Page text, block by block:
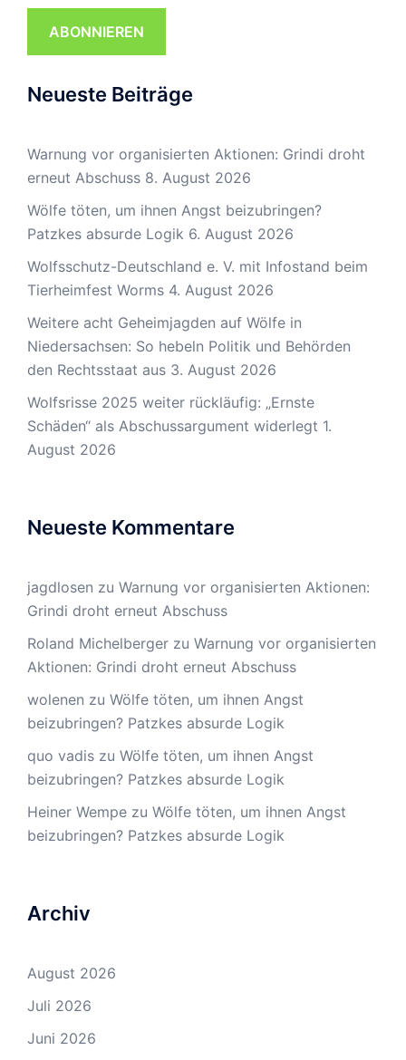
ABONNIEREN
Neueste Beiträge
Warnung vor organisierten Aktionen: Grindi droht
erneut Abschuss 8. August 2026
Wölfe töten, um ihnen Angst beizubringen?
Patzkes absurde Logik 6. August 2026
Wolfsschutz-Deutschland e. V. mit Infostand beim
Tierheimfest Worms 4. August 2026
Weitere acht Geheimjagden auf Wölfe in
Niedersachsen: So hebeln Politik und Behörden
den Rechtsstaat aus 3. August 2026
Wolfsrisse 2025 weiter rückläufig: „Ernste
Schäden“ als Abschussargument widerlegt 1.
August 2026
Neueste Kommentare
jagdlosen zu Warnung vor organisierten Aktionen:
Grindi droht erneut Abschuss
Roland Michelberger zu Warnung vor organisierten
Aktionen: Grindi droht erneut Abschuss
wolenen zu Wölfe töten, um ihnen Angst
beizubringen? Patzkes absurde Logik
quo vadis zu Wölfe töten, um ihnen Angst
beizubringen? Patzkes absurde Logik
Heiner Wempe zu Wölfe töten, um ihnen Angst
beizubringen? Patzkes absurde Logik
Archiv
August 2026
Juli 2026
Juni 2026